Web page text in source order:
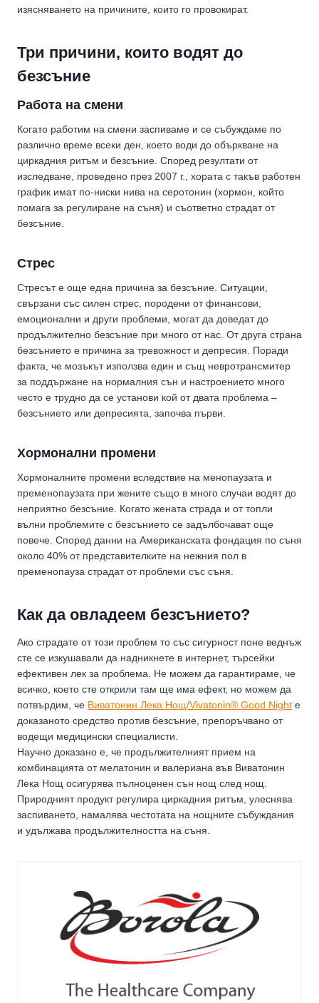
изясняването на причините, които го провокират.
Три причини, които водят до
безсъние
Работа на смени
Когато работим на смени заспиваме и се събуждаме по
различно време всеки ден, което води до объркване на
циркадния ритъм и безсъние. Според резултати от
изследване, проведено през 2007 г., хората с такъв работен
график имат по-ниски нива на серотонин (хормон, който
помага за регулиране на съня) и съответно страдат от
безсъние.
Стрес
Стресът е още една причина за безсъние. Ситуации,
свързани със силен стрес, породени от финансови,
емоционални и други проблеми, могат да доведат до
продължително безсъние при много от нас. От друга страна
безсънието е причина за тревожност и депресия. Поради
факта, че мозъкът използва един и същ невротрансмитер
за поддържане на нормалния сън и настроението много
често е трудно да се установи кой от двата проблема –
безсънието или депресията, започва първи.
Хормонални промени
Хормоналните промени вследствие на менопаузата и
пременопаузата при жените също в много случаи водят до
неприятно безсъние. Когато жената страда и от топли
вълни проблемите с безсънието се задълбочават още
повече. Според данни на Американската фондация по съня
около 40% от представителките на нежния пол в
пременопауза страдат от проблеми със съня.
Как да овладеем безсънието?
Ако страдате от този проблем то със сигурност поне веднъж
сте се изкушавали да надникнете в интернет, търсейки
ефективен лек за проблема. Не можем да гарантираме, че
всичко, което сте открили там ще има ефект, но можем да
потвърдим, че Виватонин Лека Нощ/Vivatonin® Good Night е
доказаното средство против безсъние, препоръчвано от
водещи медицински специалисти.
Научно доказано е, че продължителният прием на
комбинацията от мелатонин и валериана във Виватонин
Лека Нощ осигурява пълноценен сън нощ след нощ.
Природният продукт регулира циркадния ритъм, улеснява
заспиването, намалява честотата на нощните събуждания
и удължава продължителността на съня.